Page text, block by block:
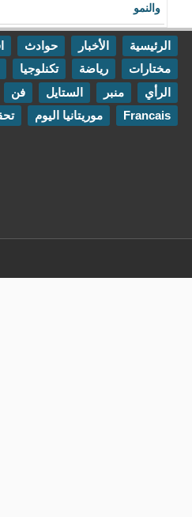
حوادث
اقتصاد
تكنلوجيا
مقابلات
الستايل فن
اتصل بنا
موريتانيا اليوم تحقيقات